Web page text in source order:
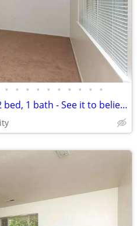
• • • • • • • • • •
Cedar City's top location! 2 bed, 1 bath - See it to believe it!